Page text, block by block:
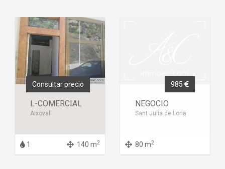
Consultar precio
L-COMERCIAL
Aixovall
1 140 m2
985
NEGOCIO
Sant Julia de Loria
80 m2